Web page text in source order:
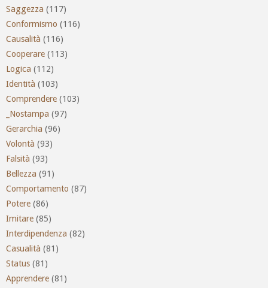
Saggezza (117)
Conformismo (116)
Causalità (116)
Cooperare (113)
Logica (112)
Identità (103)
Comprendere (103)
_Nostampa (97)
Gerarchia (96)
Volontà (93)
Falsità (93)
Bellezza (91)
Comportamento (87)
Potere (86)
Imitare (85)
Interdipendenza (82)
Casualità (81)
Status (81)
Apprendere (81)